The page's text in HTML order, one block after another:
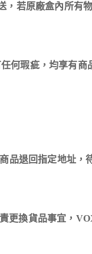
，若原廠盒內所有
何瑕疵，均享有商
品退回指定地址，
更換貨品事宜，